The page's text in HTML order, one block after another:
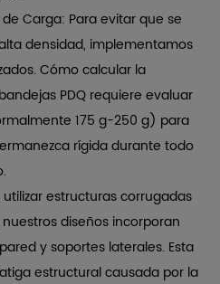
Carga: Para evitar que se
densidad, implementamos
Cómo calcular la
PDQ requiere evaluar
175 g-250 g) para
rígida durante todo
utilizarestructuras corrugadas
nuestros diseños incorporan
y soportes laterales. Esta
estructural causada por la